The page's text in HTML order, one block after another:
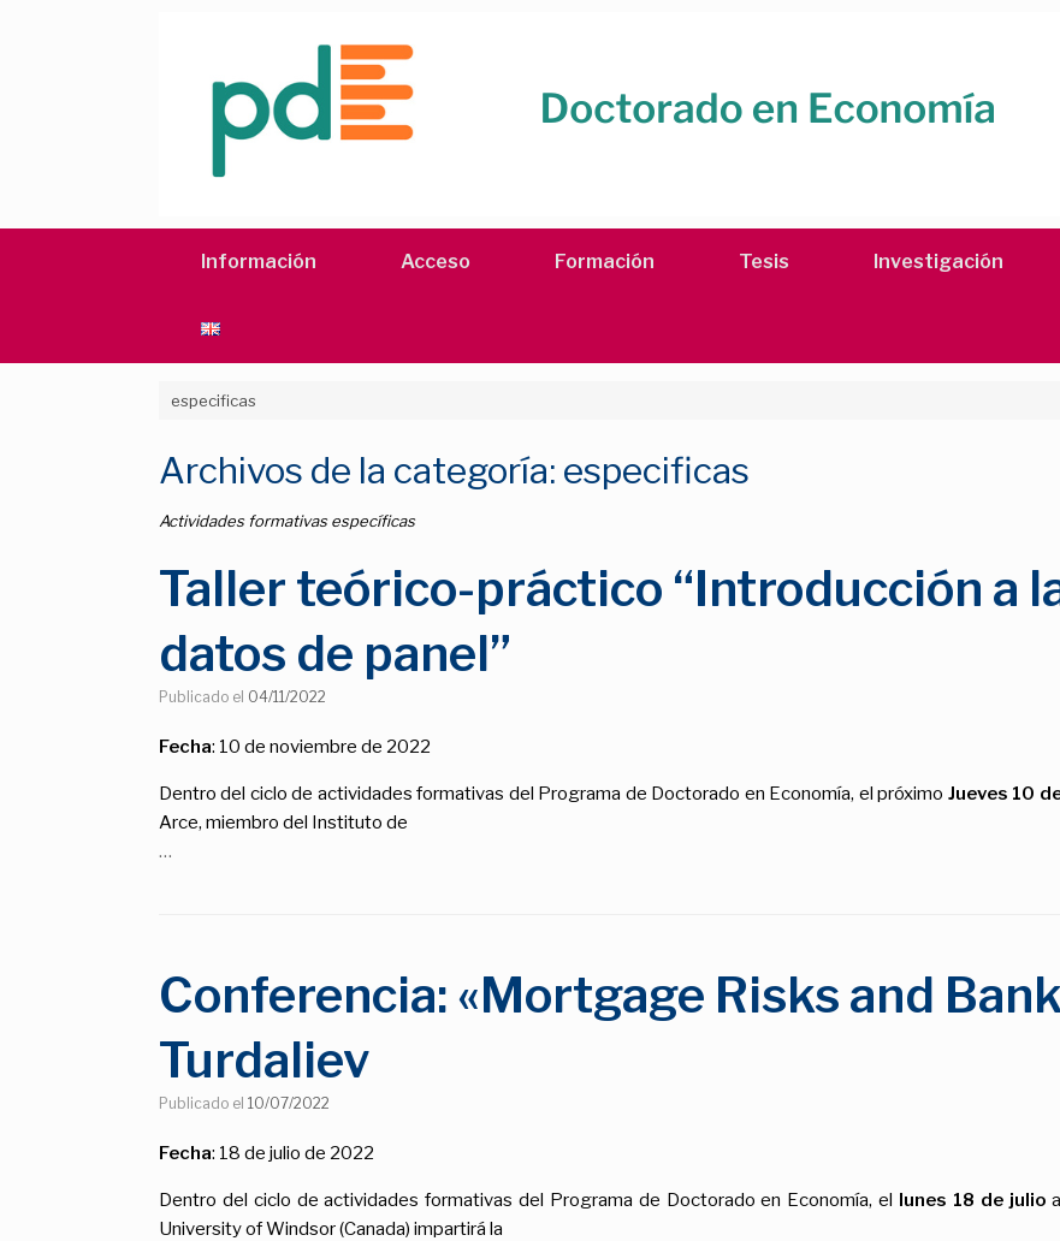
Información Acceso Formación Tesis Investigación
especificas
Archivos de la categoría: especificas
Actividades formativas específicas
Taller teórico-práctico “Introducción a
datos de panel”
Publicado el 04/11/2022
Fecha: 10 de noviembre de 2022
Dentro del ciclo de actividades formativas del Programa de Doctorado en Economía, el próximo Jueves 10
Arce, miembro del Instituto de
…
Conferencia: «Mortgage Risks and
Turdaliev
Publicado el 10/07/2022
Fecha: 18 de julio de 2022
Dentro del ciclo de actividades formativas del Programa de Doctorado en Economía, el lunes 18 de julio
University of Windsor (Canada) impartirá la